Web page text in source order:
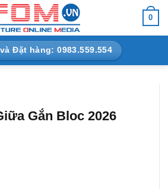
0
Đặt hàng: 0983.559.554
Gắn Bloc 2026